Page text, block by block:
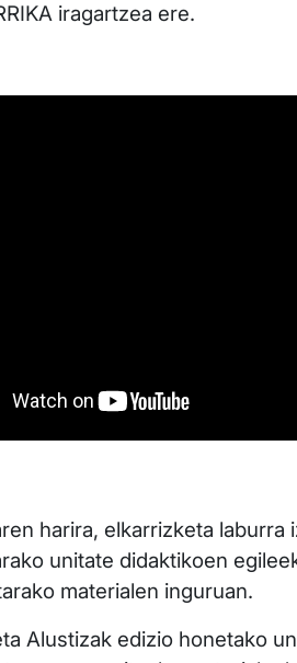
iragartzea ere.
harira, elkarrizketa laburra
unitate didaktikoen
materialen inguruan.
Alustizak edizio honetako